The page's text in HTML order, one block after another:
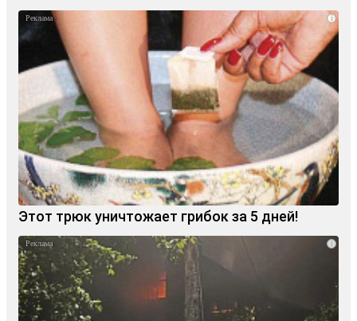
i
Этот трюк уничтожает грибок за 5 дней!
i